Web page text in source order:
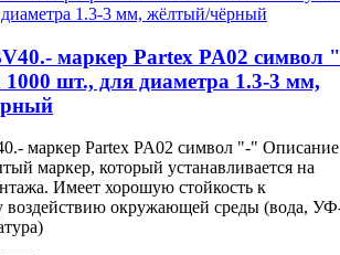
маркер Partex PA02 символ
шт., для диаметра 1.3-3 мм,
маркер Partex PA02 символ "-" Описание
маркер, который устанавливается на
Имеет хорошую стойкость к
воздействию окружающей среды (вода,